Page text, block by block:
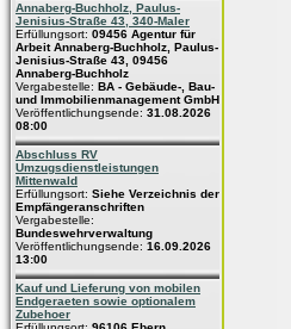
Annaberg-Buchholz, Paulus-
Jenisius-Straße 43, 340-Maler
Erfüllungsort: 09456 Agentur für
Arbeit Annaberg-Buchholz, Paulus-
Jenisius-Straße 43, 09456
Annaberg-Buchholz
Vergabestelle: BA - Gebäude-, Bau-
und Immobilienmanagement GmbH
Veröffentlichungsende: 31.08.2026
08:00
Abschluss RV
Umzugsdienstleistungen
Mittenwald
Erfüllungsort: Siehe Verzeichnis der
Empfängeranschriften
Vergabestelle:
Bundeswehrverwaltung
Veröffentlichungsende: 16.09.2026
13:00
Kauf und Lieferung von mobilen
Endgeraeten sowie optionalem
Zubehoer